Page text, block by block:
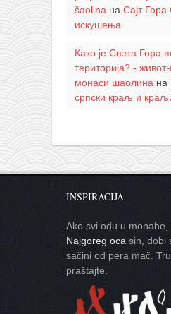
šaolina на Сајт
искушења
Како је Света Гора
територија? -
монаси шаолина на
српски краљ и
INSPIRACIJA
Ako svi odu u
Najgoreg oca sin, dobi
sačini od pera mač.
praštajte.